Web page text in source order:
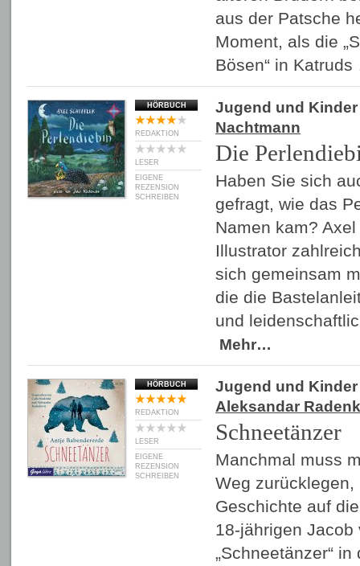
aus der Patsche
Moment, als die
Bösen“ in
HÖRBUCH
REDAKTION
LESER
EIGENE
REZENSION
SCHREIBEN
Jugend und Kinder
Nachtmann
Die
Haben Sie sich
gefragt, wie das
Namen kam?
Illustrator
sich gemeinsam
die die
und
Mehr…
HÖRBUCH
REDAKTION
LESER
EIGENE
REZENSION
SCHREIBEN
Jugend und Kinder
Aleksandar
Schneetänzer
Manchmal muss
Weg
Geschichte auf
18-jährigen
„Schneetänzer“